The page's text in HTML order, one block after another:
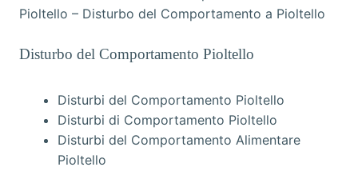
Pioltello – Disturbo del Comportamento a Pioltello
Disturbo del Comportamento Pioltello
Disturbi del Comportamento Pioltello
Disturbi di Comportamento Pioltello
Disturbi del Comportamento Alimentare
Pioltello